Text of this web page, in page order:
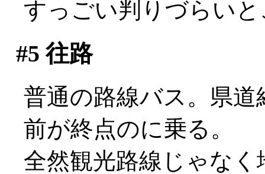
すっごい判りづらい
#5 往路
普通の路線バス。県
前が終点のに乗る。
全然観光路線じゃな